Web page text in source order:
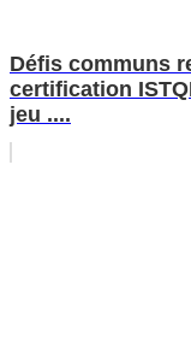
Défis communs
certification
jeu ....